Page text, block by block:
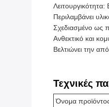
Περιλαμβάνει
Σχεδιασμένο ως
Ανθεκτικό και
Βελτιώνει την
Τεχνικές
Όνομα